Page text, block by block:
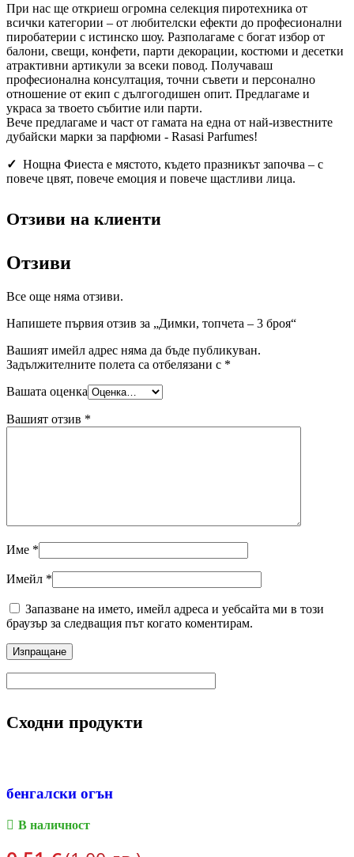
При нас ще откриеш огромна селекция пиротехника от
всички категории – от любителски ефекти до професионални
пиробатерии с истинско шоу. Разполагаме с богат избор от
балони, свещи, конфети, парти декорации, костюми и десетки
атрактивни артикули за всеки повод. Получаваш
професионална консултация, точни съвети и персонално
отношение от екип с дългогодишен опит. Предлагаме и
украса за твоето събитие или парти.
Вече предлагаме и част от гамата на една от най-известните
дубайски марки за парфюми - Rasasi Parfumes!
✓ Нощна Фиеста е мястото, където празникът започва – с
повече цвят, повече емоция и повече щастливи лица.
Отзиви на клиенти
Отзиви
Все още няма отзиви.
Напишете първия отзив за „Димки, топчета – 3 броя“
Вашият имейл адрес няма да бъде публикуван.
Задължителните полета са отбелязани с *
Вашата оценка
Вашият отзив *
Име *
Имейл *
Запазване на името, имейл адреса и уебсайта ми в този
браузър за следващия път когато коментирам.
Сходни продукти
бенгалски огън
В наличност